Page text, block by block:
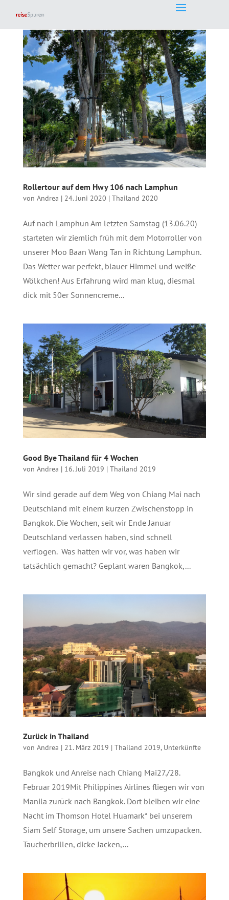
Rollertour auf dem Hwy 106 nach Lamphun
von Andrea | 24. Juni 2020 | Thailand 2020
Auf nach Lamphun Am letzten Samstag (13.06.20)
starteten wir ziemlich früh mit dem Motorroller von
unserer Moo Baan Wang Tan in Richtung Lamphun.
Das Wetter war perfekt, blauer Himmel und weiße
Wölkchen! Aus Erfahrung wird man klug, diesmal
dick mit 50er Sonnencreme...
Good Bye Thailand für 4 Wochen
von Andrea | 16. Juli 2019 | Thailand 2019
Wir sind gerade auf dem Weg von Chiang Mai nach
Deutschland mit einem kurzen Zwischenstopp in
Bangkok. Die Wochen, seit wir Ende Januar
Deutschland verlassen haben, sind schnell
verflogen. Was hatten wir vor, was haben wir
tatsächlich gemacht? Geplant waren Bangkok,...
Zurück in Thailand
von Andrea | 21. März 2019 | Thailand 2019, Unterkünfte
Bangkok und Anreise nach Chiang Mai27./28.
Februar 2019Mit Philippines Airlines fliegen wir von
Manila zurück nach Bangkok. Dort bleiben wir eine
Nacht im Thomson Hotel Huamark* bei unserem
Siam Self Storage, um unsere Sachen umzupacken.
Taucherbrillen, dicke Jacken,...